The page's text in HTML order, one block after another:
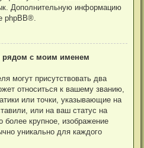
Дополнительную информацию
phpBB®.
рядом с моим именем
могут присутствовать два
относиться к вашему званию,
или точки, указывающие на
или на ваш статус на
более крупное, изображение
уникально для каждого